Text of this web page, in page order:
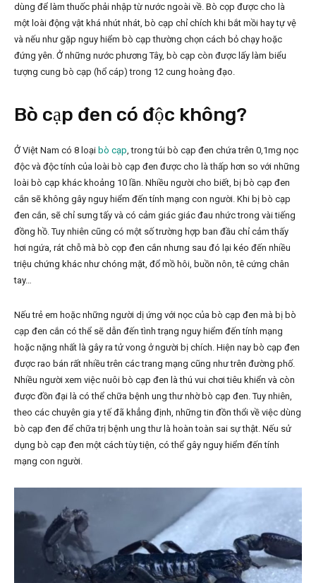
dùng để làm thuốc phải nhập từ nước ngoài về. Bò cọp được cho là
một loài động vật khá nhút nhát, bò cạp chỉ chích khi bắt mồi hay tự vệ
và nếu như gặp nguy hiểm bò cạp thường chọn cách bỏ chạy hoặc
đứng yên. Ở những nước phương Tây, bò cạp còn được lấy làm biểu
tượng cung bò cạp (hổ cáp) trong 12 cung hoàng đạo.
Bò cạp đen có độc không?
Ở Việt Nam có 8 loại bò cạp , trong túi bò cạp đen chứa trên 0,1mg nọc
độc và độc tính của loài bò cạp đen được cho là thấp hơn so với những
loài bò cạp khác khoảng 10 lần. Nhiều người cho biết, bị bò cạp đen
cắn sẽ không gây nguy hiểm đến tính mạng con người. Khi bị bò cạp
đen cắn, sẽ chỉ sưng tấy và có cảm giác giác đau nhức trong vài tiếng
đồng hồ. Tuy nhiên cũng có một số trường hợp ban đầu chỉ cảm thấy
hơi ngứa, rát chỗ mà bò cọp đen cắn nhưng sau đó lại kéo đến nhiều
triệu chứng khác như chóng mặt, đổ mồ hôi, buồn nôn, tê cứng chân
tay…
Nếu trẻ em hoặc những người dị ứng với nọc của bò cạp đen mà bị bò
cạp đen cắn có thể sẽ dẫn đến tình trạng nguy hiểm đến tính mạng
hoặc nặng nhất là gây ra tử vong ở người bị chích. Hiện nay bò cạp đen
được rao bán rất nhiều trên các trang mạng cũng như trên đường phố.
Nhiều người xem việc nuôi bò cạp đen là thú vui chơi tiêu khiển và còn
được đồn đại là có thể chữa bệnh ung thư nhờ bò cạp đen. Tuy nhiên,
theo các chuyên gia y tế đã khẳng định, những tin đồn thổi về việc dùng
bò cạp đen để chữa trị bệnh ung thư là hoàn toàn sai sự thật. Nếu sử
dụng bò cạp đen một cách tùy tiện, có thể gây nguy hiểm đến tính
mạng con người.